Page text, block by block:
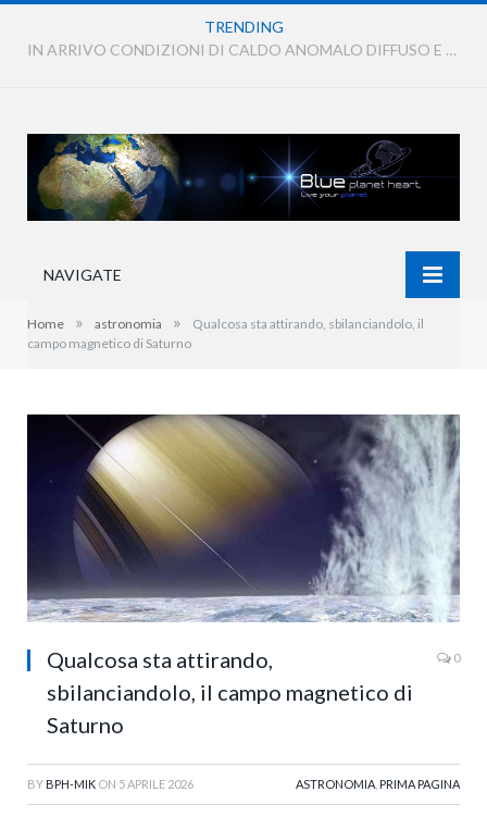
TRENDING
IN ARRIVO CONDIZIONI DI CALDO ANOMALO DIFFUSO E PERSISTENTE
NAVIGATE
Home » astronomia »
Qualcosa sta attirando, sbilanciandolo, il
campo magnetico di Saturno
Qualcosa sta attirando,
sbilanciandolo, il campo magnetico di
Saturno
0
BY BPH-MIK ON 5 APRILE 2026 ASTRONOMIA PRIMA PAGINA